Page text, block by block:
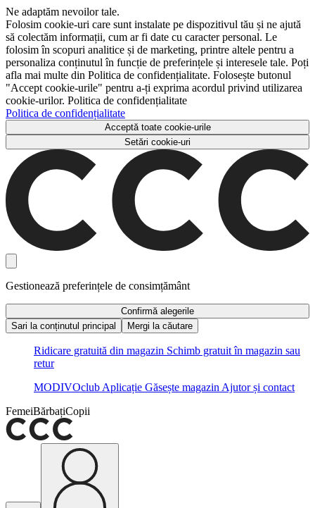
Ne adaptăm nevoilor tale.
Folosim cookie-uri care sunt instalate pe dispozitivul tău și ne ajută
să colectăm informații, cum ar fi date cu caracter personal. Le
folosim în scopuri analitice și de marketing, printre altele pentru a
personaliza conținutul în funcție de preferințele și interesele tale. Poți
afla mai multe din Politica de confidențialitate. Folosește butonul
"Accept cookie-urile" pentru a-ți exprima acordul privind utilizarea
cookie-urilor. Politica de confidențialitate
Politica de confidențialitate
Acceptă toate cookie-urile
Setări cookie-uri
Gestionează preferințele de consimțământ
Confirmă alegerile
Sari la conținutul principal
Mergi la căutare
Ridicare gratuită din magazin Schimb gratuit în magazin sau
retur
MODIVOclub Aplicație Găsește magazin Ajutor și contact
FemeiBărbațiCopii